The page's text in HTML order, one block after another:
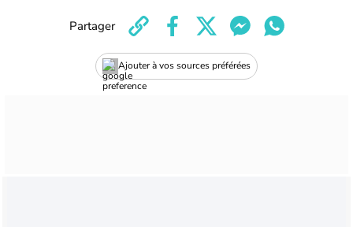
Ajouter à vos sources préférées
Partager